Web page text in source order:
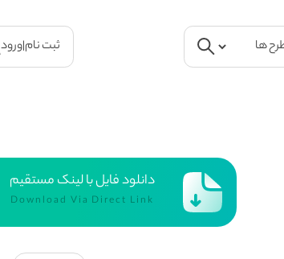
ثبت نام|ورود
دانلود فایل با لینک مستقیم
Download Via Direct Link